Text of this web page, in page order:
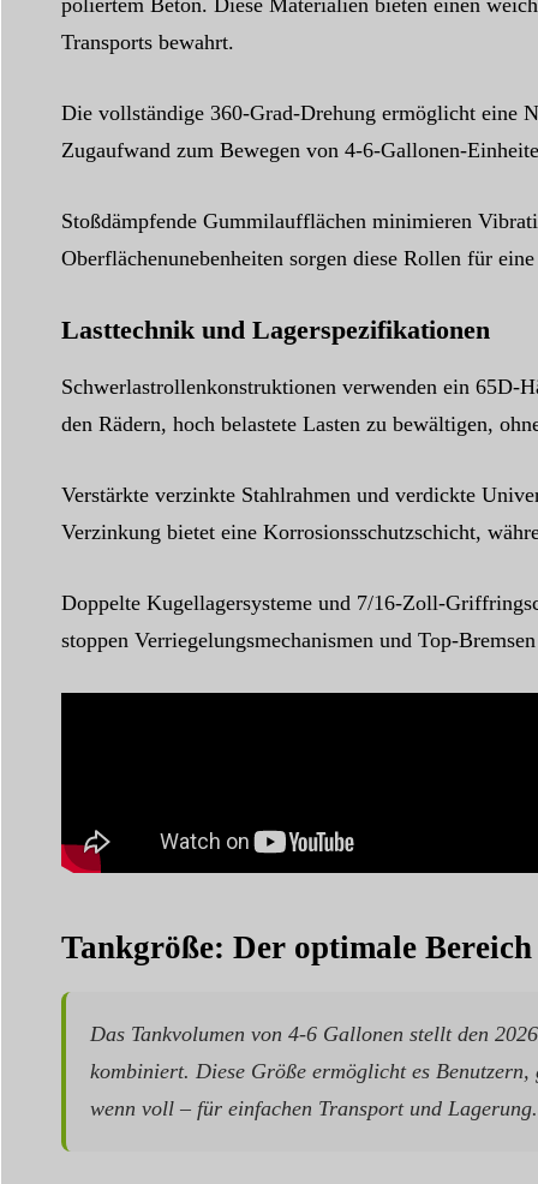
poliertem Beton. Diese Materialien bieten einen
Transports bewahrt.
Die vollständige 360-Grad-Drehung ermöglicht eine
Zugaufwand zum Bewegen von 4-6-Gallonen-
Stoßdämpfende Gummilaufflächen minimieren
Oberflächenunebenheiten sorgen diese Rollen für
Lasttechnik und Lagerspezifikationen
Schwerlastrollenkonstruktionen verwenden ein 65D-
den Rädern, hoch belastete Lasten zu bewältigen,
Verstärkte verzinkte Stahlrahmen und verdickte
Verzinkung bietet eine Korrosionsschutzschicht,
Doppelte Kugellagersysteme und 7/16-Zoll-
stoppen Verriegelungsmechanismen und Top-
Tankgröße: Der optimale
Das Tankvolumen von 4-6 Gallonen stellt den
kombiniert. Diese Größe ermöglicht es
wenn voll – für einfachen Transport und Lagerung.